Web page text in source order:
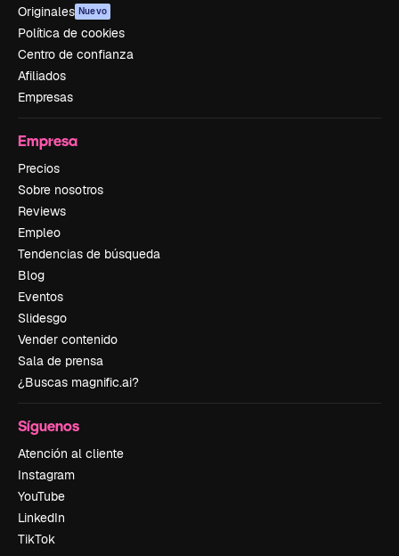
Originales Nuevo
Política de cookies
Centro de confianza
Afiliados
Empresas
Empresa
Precios
Sobre nosotros
Reviews
Empleo
Tendencias de búsqueda
Blog
Eventos
Slidesgo
Vender contenido
Sala de prensa
¿Buscas magnific.ai?
Síguenos
Atención al cliente
Instagram
YouTube
LinkedIn
TikTok